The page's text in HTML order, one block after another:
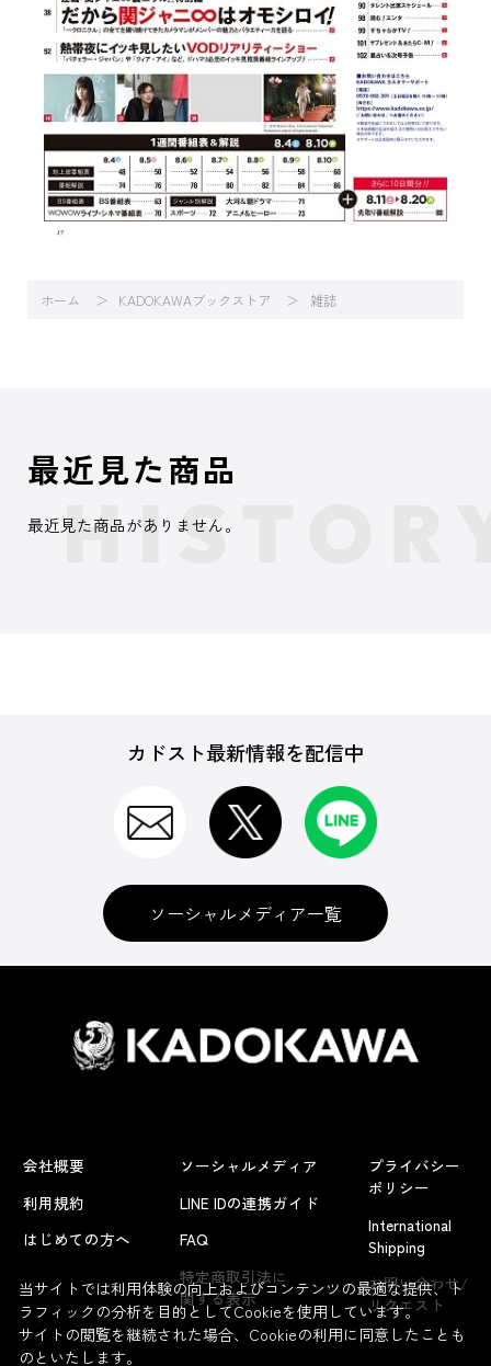
ホーム KADOKAWAブックストア 雑誌
よくあるお問い合わせ
最近見た商品
最近見た商品がありません。
カドスト最新情報を配信中
ソーシャルメディア一覧
会社概要
利用規約
はじめての方へ
ソーシャルメディア
LINE IDの連携ガイド
FAQ
特定商取引法に
関する表示
プライバシー
ポリシー
International
Shipping
お問い合わせ/
リクエスト
当サイトでは利用体験の向上およびコンテンツの最適な提供、ト
ラフィックの分析を目的としてCookieを使用しています。
サイトの閲覧を継続された場合、Cookieの利用に同意したことも
のといたします。